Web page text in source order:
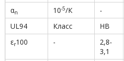
αn 10-5/К -
UL94
Класс НВ
εr100 -
2,8-
3,1